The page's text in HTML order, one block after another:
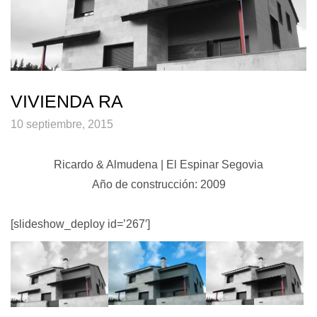
VIVIENDA RA
10 septiembre, 2015
Ricardo & Almudena | El Espinar Segovia
Año de construcción: 2009
[slideshow_deploy id=’267′]